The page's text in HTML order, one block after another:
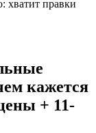
хватит правки
кажется
+ 11-